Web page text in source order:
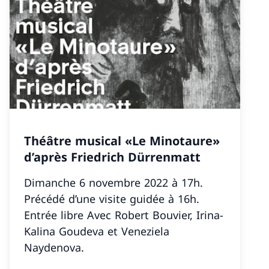
Théâtre musical «Le Minotaure»
d’après Friedrich Dürrenmatt
Dimanche 6 novembre 2022 à 17h.
Précédé d’une visite guidée à 16h.
Entrée libre Avec Robert Bouvier, Irina-
Kalina Goudeva et Veneziela
Naydenova.